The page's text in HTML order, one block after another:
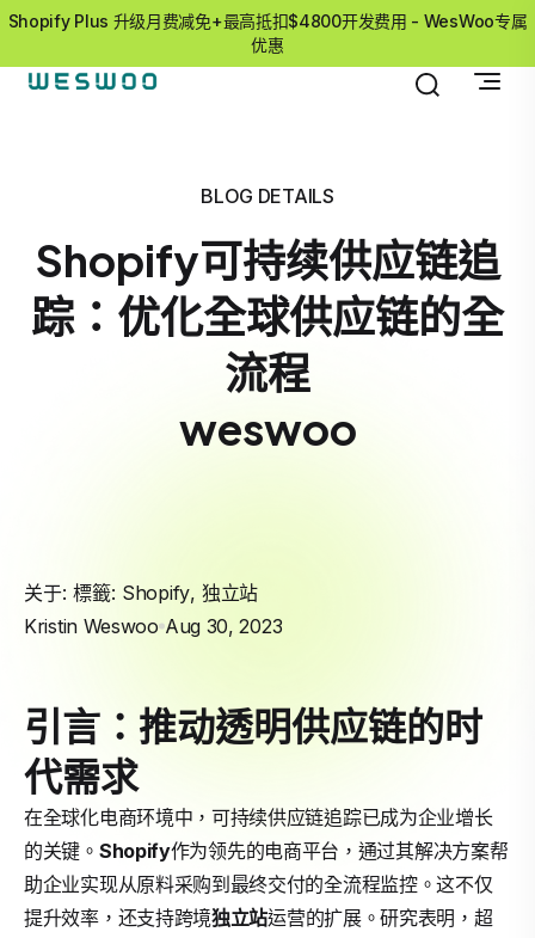
Shopify Plus 升级月费减免+最高抵扣$4800开发费用 - WesWoo专属
优惠
BLOG DETAILS
Shopify可持续供应链追
踪：优化全球供应链的全
流程
weswoo
关于: 標籤: Shopify, 独立站
Kristin Weswoo Aug 30, 2023
引言：推动透明供应链的时
代需求
在全球化电商环境中，可持续供应链追踪已成为企业增长
的关键。 Shopify作为领先的电商平台，通过其解决方案帮
助企业实现从原料采购到最终交付的全流程监控。这不仅
提升效率，还支持跨境独立站运营的扩展。研究表明，超